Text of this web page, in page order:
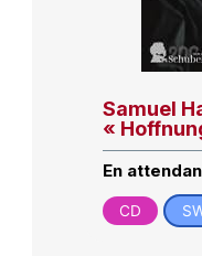
Samuel
«
En
CD